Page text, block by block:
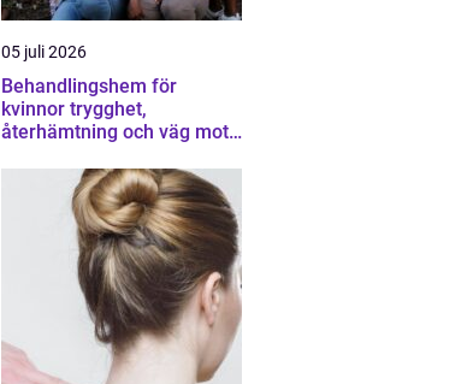
05 juli 2026
Behandlingshem för
kvinnor trygghet,
återhämtning och väg mot